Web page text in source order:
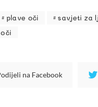
plave oči savjeti za
na Facebook